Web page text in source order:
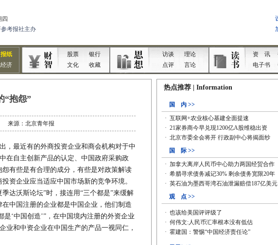
“抱怨”
源：北京青年报
最近有的外商投资企业和商会机构对于中
在自主创新产品的认定、中国政府采购政
有些是有合理的成分，有些是对政策解读
资企业应当适应中国市场新的竞争环境。
沃斯论坛”时，接连用“三个都是”来缓解
中国注册的企业都是中国企业，他们制造
‘中国创造’”，在中国境内注册的外资企业
业和中资企业在中国生产的产品一视同仁，